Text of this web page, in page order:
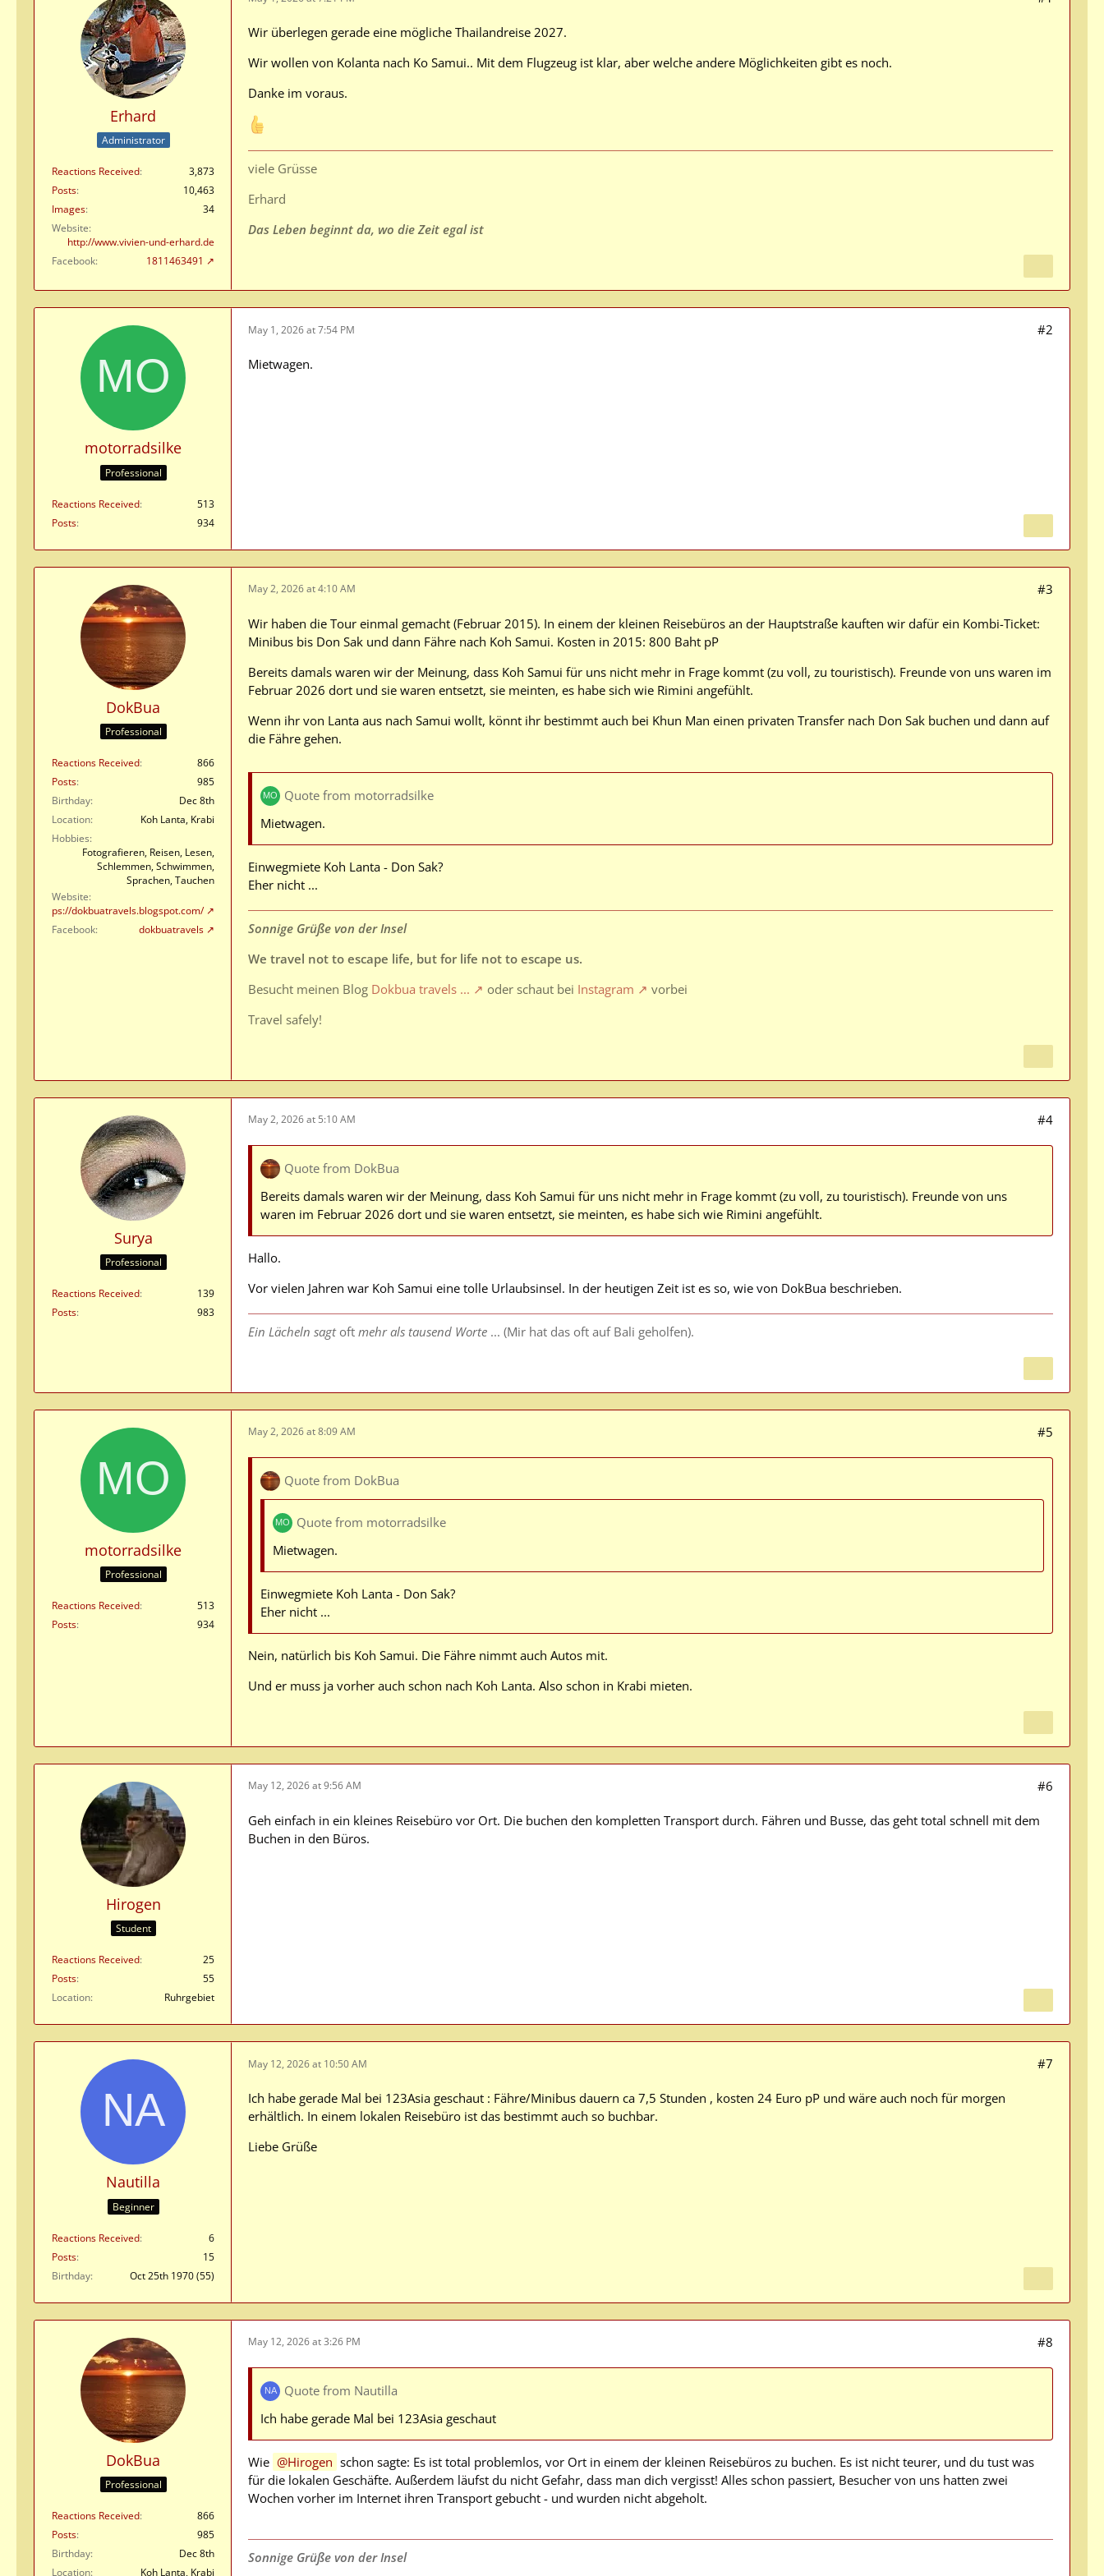
Erhard
Administrator
Reactions Received
3,873
Posts
10,463
Images
34
Website
http://www.vivien-und-erhard.de
Facebook
1811463491
Wir überlegen gerade eine mögliche Thailandreise 2027.
Wir wollen von Kolanta nach Ko Samui.. Mit dem Flugzeug ist klar, aber welche andere Möglichkeiten gibt es noch.
Danke im voraus.
viele Grüsse
Erhard
Das Leben beginnt da, wo die Zeit egal ist
motorradsilke
Professional
Reactions Received
513
Posts
934
May 1, 2026 at 7:54 PM #2
Mietwagen.
DokBua
Professional
Reactions Received
866
Posts
985
Birthday
Dec 8th
Location
Koh Lanta, Krabi
Hobbies
Fotografieren, Reisen, Lesen,
Schlemmen, Schwimmen,
Sprachen, Tauchen
Website
https://dokbuatravels.blogspot.com/
Facebook
dokbuatravels
May 2, 2026 at 4:10 AM #3
Wir haben die Tour einmal gemacht (Februar 2015). In einem der kleinen Reisebüros an der Hauptstraße kauften wir dafür ein Kombi-Ticket:
Minibus bis Don Sak und dann Fähre nach Koh Samui. Kosten in 2015: 800 Baht pP
Bereits damals waren wir der Meinung, dass Koh Samui für uns nicht mehr in Frage kommt (zu voll, zu touristisch). Freunde von uns waren im
Februar 2026 dort und sie waren entsetzt, sie meinten, es habe sich wie Rimini angefühlt.
Wenn ihr von Lanta aus nach Samui wollt, könnt ihr bestimmt auch bei Khun Man einen privaten Transfer nach Don Sak buchen und dann auf
die Fähre gehen.
Quote from motorradsilke
Mietwagen.
Einwegmiete Koh Lanta - Don Sak?
Eher nicht ...
Sonnige Grüße von der Insel
We travel not to escape life, but for life not to escape us.
Besucht meinen Blog Dokbua travels ... oder schaut bei Instagram
vorbei
Travel safely!
Surya
Professional
Reactions Received
139
Posts
983
May 2, 2026 at 5:10 AM #4
Quote from DokBua
Bereits damals waren wir der Meinung, dass Koh Samui für uns nicht mehr in Frage kommt (zu voll, zu touristisch). Freunde von uns
waren im Februar 2026 dort und sie waren entsetzt, sie meinten, es habe sich wie Rimini angefühlt.
Hallo.
Vor vielen Jahren war Koh Samui eine tolle Urlaubsinsel. In der heutigen Zeit ist es so, wie von DokBua beschrieben.
Ein Lächeln sagtoft mehr als tausend Worte ... (Mir hat das oft auf Bali geholfen).
motorradsilke
Professional
Reactions Received
513
Posts
934
May 2, 2026 at 8:09 AM #5
Quote from DokBua
Quote from motorradsilke
Mietwagen.
Einwegmiete Koh Lanta - Don Sak?
Eher nicht ...
Nein, natürlich bis Koh Samui. Die Fähre nimmt auch Autos mit.
Und er muss ja vorher auch schon nach Koh Lanta. Also schon in Krabi mieten.
Hirogen
Student
Reactions Received
25
Posts
55
Location
Ruhrgebiet
May 12, 2026 at 9:56 AM #6
Geh einfach in ein kleines Reisebüro vor Ort. Die buchen den kompletten Transport durch. Fähren und Busse, das geht total schnell mit dem
Buchen in den Büros.
Nautilla
Beginner
Reactions Received
6
Posts
15
Birthday
Oct 25th 1970 (55)
May 12, 2026 at 10:50 AM #7
Ich habe gerade Mal bei 123Asia geschaut : Fähre/Minibus dauern ca 7,5 Stunden , kosten 24 Euro pP und wäre auch noch für morgen
erhältlich. In einem lokalen Reisebüro ist das bestimmt auch so buchbar.
Liebe Grüße
DokBua
Professional
Reactions Received
866
Posts
985
Birthday
Dec 8th
Location
Koh Lanta, Krabi
May 12, 2026 at 3:26 PM #8
Quote from Nautilla
Ich habe gerade Mal bei 123Asia geschaut
Wie Hirogen schon sagte: Es ist total problemlos, vor Ort in einem der kleinen Reisebüros zu buchen. Es ist nicht teurer, und du tust was
für die lokalen Geschäfte. Außerdem läufst du nicht Gefahr, dass man dich vergisst! Alles schon passiert, Besucher von uns hatten zwei
Wochen vorher im Internet ihren Transport gebucht - und wurden nicht abgeholt.
Sonnige Grüße von der Insel